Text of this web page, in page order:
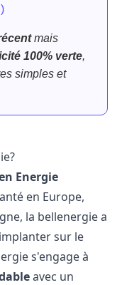
mais
100% verte,
simples et
Energie
en Europe,
la bellenergiea
sur le
s'engage à
avec un